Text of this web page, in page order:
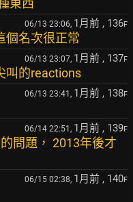
東西
06/13 23:06, 1月前 , 136F
個名次很正常
06/13 23:07, 1月前 , 137F
叫的reactions
06/13 23:41, 1月前 , 138F
06/14 22:51, 1月前 , 139F
問題， 2013年後才
06/15 02:38, 1月前 , 140F